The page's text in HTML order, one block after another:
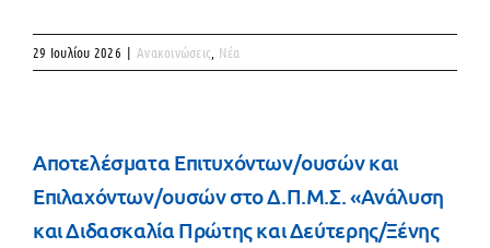
29 Ιουλίου 2026 | Ανακοινώσεις Νέα
Αποτελέσματα Επιτυχόντων/ουσών και
Επιλαχόντων/ουσών στο Δ.Π.Μ.Σ. «Ανάλυση
και Διδασκαλία Πρώτης και Δεύτερης/Ξένης